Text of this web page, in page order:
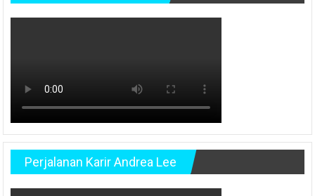
Perjalanan Karir Andrea Lee